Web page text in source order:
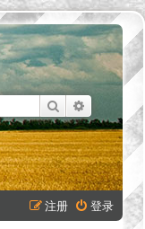
搜索
登录
注册